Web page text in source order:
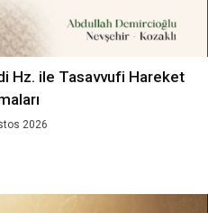
Hz. ile Tasavvufi Hareket
2026